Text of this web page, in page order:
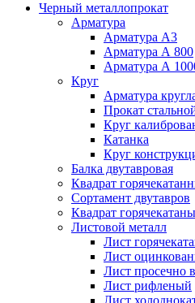
Черный металлопрокат
Арматура
Арматура А3
Арматура А 800
Арматура А
Круг
Арматура
Прокат
Круг
Катанка
Круг
Балка двутавровая
Квадрат
Сортамент двутавров
Квадрат
Листовой металл
Лист
Лист
Лист просечно
Лист рифленый